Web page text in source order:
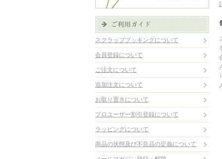
スクラップブッキングについて
会員登録について
ご注文について
追加注文について
お取り置きについて
プロユーザー割引登録について
ラッピングについて
商品の状態及び不良品の定義について